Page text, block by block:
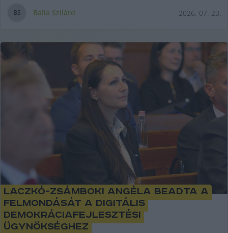
BS Balla Szilárd 2026. 07. 23.
Laczkó-Zsámboki Angéla beadta a
felmondását a Digitális
Demokráciafejlesztési
Ügynökséghez